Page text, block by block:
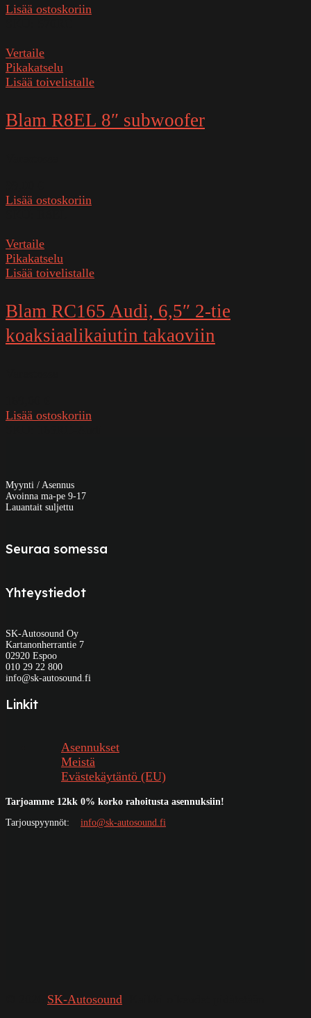
Lisää ostoskoriin
Vertaile
Pikakatselu
Lisää toivelistalle
Blam R8EL 8″ subwoofer
Lisää ostoskoriin
Vertaile
Pikakatselu
Lisää toivelistalle
Blam RC165 Audi, 6,5″ 2-tie
koaksiaalikaiutin takaoviin
Lisää ostoskoriin
Myynti / Asennus
Avoinna ma-pe 9-17
Lauantait suljettu
Seuraa somessa
Yhteystiedot
SK-Autosound Oy
Kartanonherrantie 7
02920 Espoo
010 29 22 800
info@sk-autosound.fi
Linkit
Asennukset
Meistä
Evästekäytäntö (EU)
Tarjoamme 12kk 0% korko rahoitusta asennuksiin!
Tarjouspyynnöt: info@sk-autosound.fi
SK-Autosound